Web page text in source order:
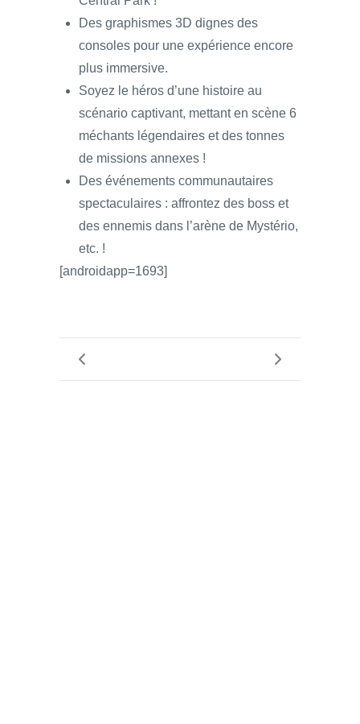
Des graphismes 3D dignes des
consoles pour une expérience encore
plus immersive.
Soyez le héros d’une histoire au
scénario captivant, mettant en scène 6
méchants légendaires et des tonnes
de missions annexes !
Des événements communautaires
spectaculaires : affrontez des boss et
des ennemis dans l’arène de Mystério,
etc. !
[androidapp=1693]